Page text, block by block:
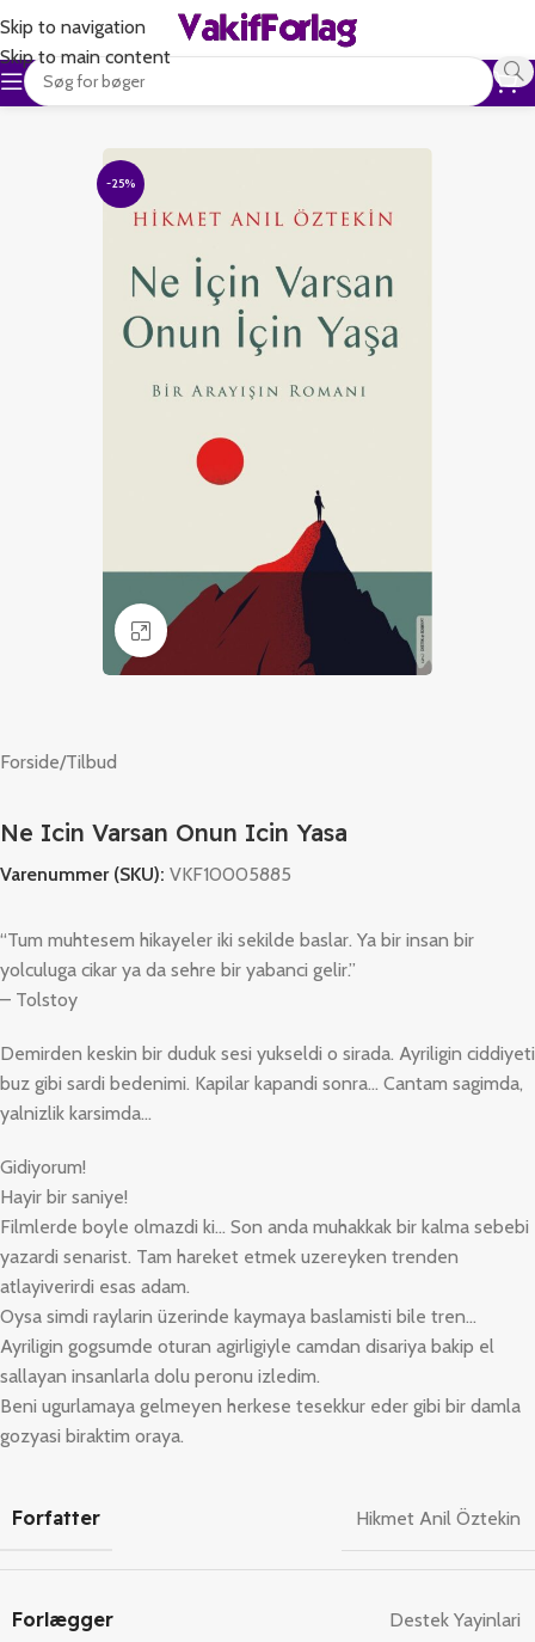
Skip to navigation
Skip to main content
-25%
Klik for at forstørre
Forside/Tilbud
Ne Icin Varsan Onun Icin Yasa
Varenummer (SKU): VKF10005885
“Tum muhtesem hikayeler iki sekilde baslar. Ya bir insan bir
yolculuga cikar ya da sehre bir yabanci gelir.”
– Tolstoy
Demirden keskin bir duduk sesi yukseldi o sirada. Ayriligin ciddiyeti
buz gibi sardi bedenimi. Kapilar kapandi sonra… Cantam sagimda,
yalnizlik karsimda…
Gidiyorum!
Hayir bir saniye!
Filmlerde boyle olmazdi ki… Son anda muhakkak bir kalma sebebi
yazardi senarist. Tam hareket etmek uzereyken trenden
atlayiverirdi esas adam.
Oysa simdi raylarin üzerinde kaymaya baslamisti bile tren…
Ayriligin gogsumde oturan agirligiyle camdan disariya bakip el
sallayan insanlarla dolu peronu izledim.
Beni ugurlamaya gelmeyen herkese tesekkur eder gibi bir damla
gozyasi biraktim oraya.
Forfatter Hikmet Anil Öztekin
Forlægger Destek Yayinlari